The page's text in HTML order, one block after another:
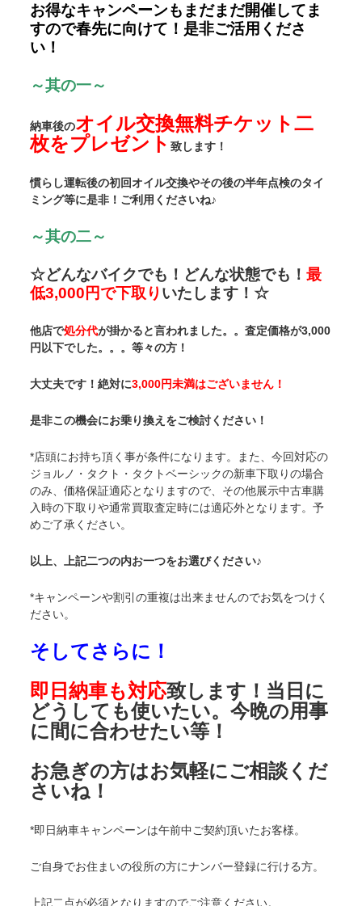
お得なキャンペーンもまだまだ開催してま
すので春先に向けて！是非ご活用くださ
い！
～其の一～
納車後のオイル交換無料チケット二
枚をプレゼント致します！
慣らし運転後の初回オイル交換やその後の半年点検のタイ
ミング等に是非！ご利用くださいね♪
～其の二～
☆どんなバイクでも！どんな状態でも！最
低3,000円で下取り いたします！☆
他店で処分代が掛かると言われました。。査定価格が3,000
円以下でした。。。等々の方！
大丈夫です！絶対に3,000円未満はございません！
是非この機会にお乗り換えをご検討ください！
*店頭にお持ち頂く事が条件になります。また、今回対応の
ジョルノ・タクト・タクトベーシックの新車下取りの場合
のみ、価格保証適応となりますので、その他展示中古車購
入時の下取りや通常買取査定時には適応外となります。予
めご了承ください。
以上、上記二つの内お一つをお選びください♪
*キャンペーンや割引の重複は出来ませんのでお気をつけく
ださい。
そしてさらに！
即日納車も対応致します！当日に
どうしても使いたい。今晩の用事
に間に合わせたい等！
お急ぎの方はお気軽にご相談くだ
さいね！
*即日納車キャンペーンは午前中ご契約頂いたお客様。
ご自身でお住まいの役所の方にナンバー登録に行ける方。
上記二点が必須となりますのでご注意ください。